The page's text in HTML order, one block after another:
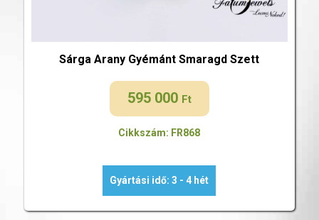
Sárga Arany Gyémánt Smaragd Szett
595 000 Ft
Cikkszám: FR868
Gyártási idő: 3 - 4 hét